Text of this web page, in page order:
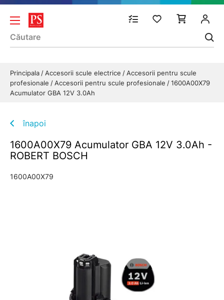
Principala Accesorii scule electrice
Accesorii pentru scule
profesionale
Accesorii pentru scule profesionale
1600A00X79
Acumulator GBA 12V 3.0Ah
înapoi
1600A00X79 Acumulator GBA 12V 3.0Ah -
ROBERT BOSCH
1600A00X79